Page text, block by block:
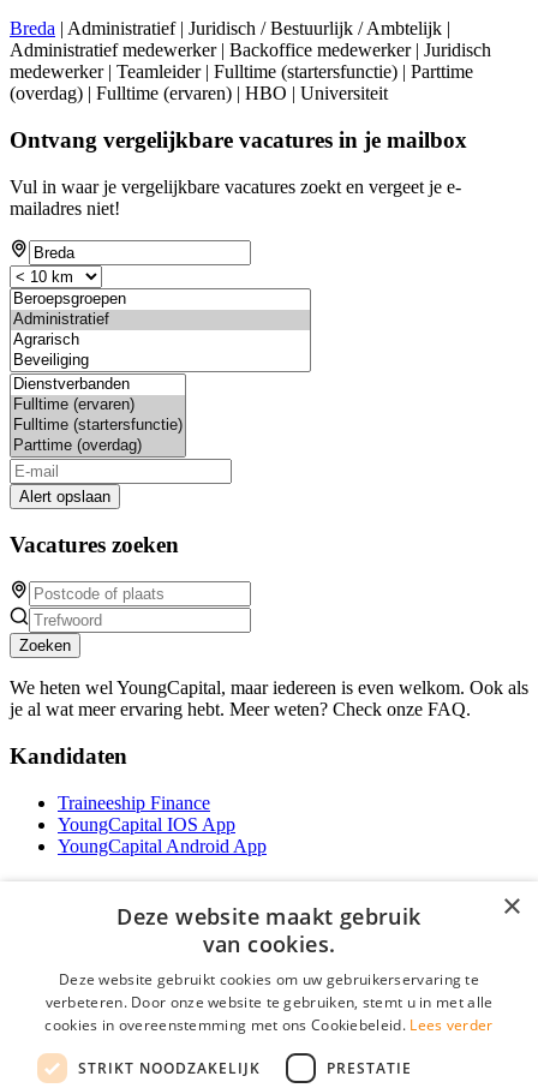
Breda | Administratief | Juridisch / Bestuurlijk / Ambtelijk |
Administratief medewerker | Backoffice medewerker | Juridisch
medewerker | Teamleider | Fulltime (startersfunctie) | Parttime
(overdag) | Fulltime (ervaren) | HBO | Universiteit
Ontvang vergelijkbare vacatures in je mailbox
Vul in waar je vergelijkbare vacatures zoekt en vergeet je e-
mailadres niet!
Alert opslaan
Vacatures zoeken
Zoeken
We heten wel YoungCapital, maar iedereen is even welkom. Ook als
je al wat meer ervaring hebt. Meer weten? Check onze FAQ.
Kandidaten
Traineeship Finance
YoungCapital IOS App
YoungCapital Android App
Contractvormen
Brochure aanvragen
Vacature aanmelden
Partners
×
Deze website maakt gebruik
van cookies.
Deze website gebruikt cookies om uw gebruikerservaring te
verbeteren. Door onze website te gebruiken, stemt u in met alle
cookies in overeenstemming met ons Cookiebeleid. Lees verder
STRIKT NOODZAKELIJK PRESTATIE